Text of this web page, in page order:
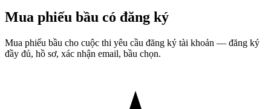
Mua phiếu bầu có đăng ký
Mua phiếu bầu cho cuộc thi yêu cầu đăng ký tài khoản — đăng ký
đầy đủ, hồ sơ, xác nhận email, bầu chọn.